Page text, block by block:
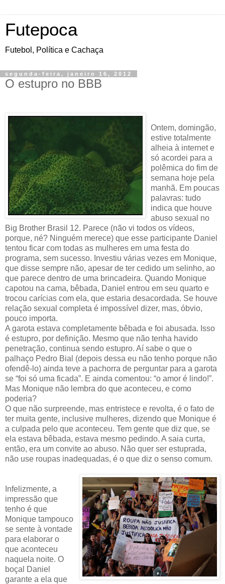
Futepoca
Futebol, Política e Cachaça
segunda-feira, janeiro 16, 2012
O estupro no BBB
Ontem, domingão,
estive totalmente
alheia à internet e
só acordei para a
polêmica do fim de
semana hoje pela
manhã. Em poucas
palavras: tudo
indica que houve
abuso sexual no
Big Brother Brasil 12. Parece (não vi todos os vídeos,
porque, né? Ninguém merece) que esse participante Daniel
tentou ficar com todas as mulheres em uma festa do
programa, sem sucesso. Investiu várias vezes em Monique,
que disse sempre não, apesar de ter cedido um selinho, ao
que parece dentro de uma brincadeira. Quando Monique
capotou na cama, bêbada, Daniel entrou em seu quarto e
trocou carícias com ela, que estaria desacordada. Se houve
relação sexual completa é impossível dizer, mas, óbvio,
pouco importa.
A garota estava completamente bêbada e foi abusada. Isso
é estupro, por definição. Mesmo que não tenha havido
penetração, continua sendo estupro. Aí sabe o que o
palhaço Pedro Bial (depois dessa eu não tenho porque não
ofendê-lo) ainda teve a pachorra de perguntar para a garota
se “foi só uma ficada”. E ainda comentou: “o amor é lindo!”.
Mas Monique não lembra do que aconteceu, e como
poderia?
O que não surpreende, mas entristece e revolta, é o fato de
ter muita gente, inclusive mulheres, dizendo que Monique é
a culpada pelo que aconteceu. Tem gente que diz que, se
ela estava bêbada, estava mesmo pedindo. A saia curta,
então, era um convite ao abuso. Não quer ser estuprada,
não use roupas inadequadas, é o que diz o senso comum.
Infelizmente, a
impressão que
tenho é que
Monique tampouco
se sente à vontade
para elaborar o
que aconteceu
naquela noite. O
boçal Daniel
garante a ela que